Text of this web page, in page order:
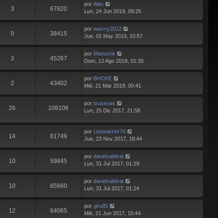
3 67820
por Alac
Lun, 24 Jun 2019, 09:25
0 38415
por warcry2012
Jue, 02 May 2019, 10:57
3 45267
por Manusnk
Dom, 12 Ago 2018, 01:35
2 43402
por BHOKE
Mié, 21 Mar 2018, 00:41
26 108106
por txusevas
Lun, 25 Dic 2017, 21:58
14 81749
por Lionwarrior70
Jue, 23 Nov 2017, 18:44
10 59845
por davidvaldivia
Lun, 31 Jul 2017, 01:29
10 65660
por davidvaldivia
Lun, 31 Jul 2017, 01:24
12 64065
por giru85
Mié, 21 Jun 2017, 15:44